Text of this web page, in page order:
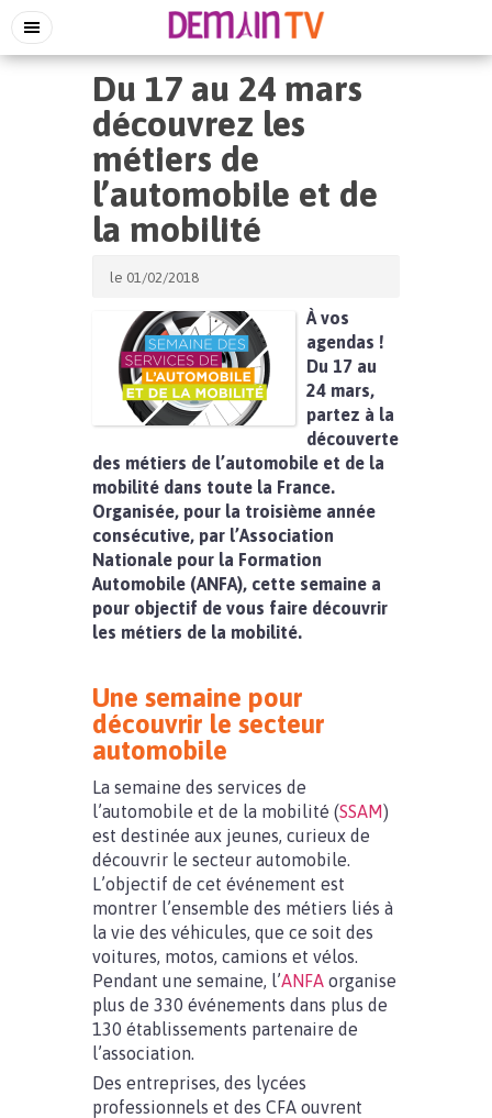
Du 17 au 24 mars
découvrez les
métiers de
l’automobile et de
la mobilité
le 01/02/2018
À vos
agendas !
Du 17 au
24 mars,
partez à la
découverte
des métiers de l’automobile et de la
mobilité dans toute la France.
Organisée, pour la troisième année
consécutive, par l’Association
Nationale pour la Formation
Automobile (ANFA), cette semaine a
pour objectif de vous faire découvrir
les métiers de la mobilité.
Une semaine pour
découvrir le secteur
automobile
La semaine des services de
l’automobile et de la mobilité (SSAM)
est destinée aux jeunes, curieux de
découvrir le secteur automobile.
L’objectif de cet événement est
montrer l’ensemble des métiers liés à
la vie des véhicules, que ce soit des
voitures, motos, camions et vélos.
Pendant une semaine, l’ANFA organise
plus de 330 événements dans plus de
130 établissements partenaire de
l’association.
Des entreprises, des lycées
professionnels et des CFA ouvrent